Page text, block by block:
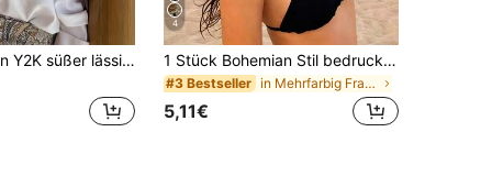
1 Stück Damen Y2K süßer lässiger Stil Mode Kontrastfarbe Pailletten glänzend Cut Out atmungsaktiv handgefertigte gestrickte Mütze, geeignet für Ausflüge, Fotografie, Alltag
4
1 Stück Bohemian Stil bedrucktes Bandana, klassisches Kopftuch für Outdoor-Reisen, Haarband Haarschmuck für Frauen, Sommer, Strand, Hut, Urlaub, Festival
#3 Bestseller in Mehrfarbig Frauen Haarhauben
5,11€